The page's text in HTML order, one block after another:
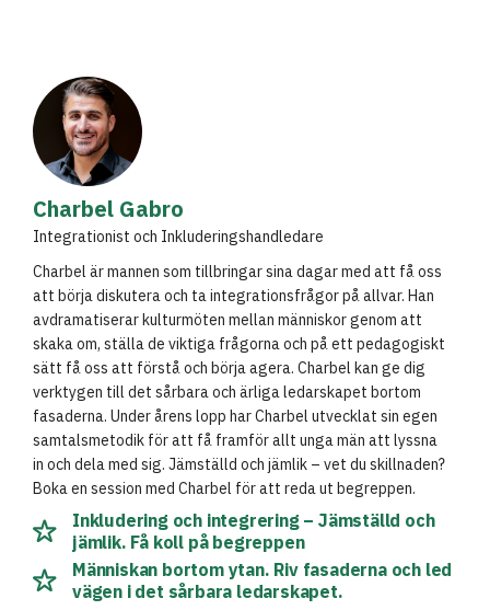
Charbel Gabro
Integrationist och Inkluderingshandledare
Charbel är mannen som tillbringar sina dagar med att få oss
att börja diskutera och ta integrationsfrågor på allvar. Han
avdramatiserar kulturmöten mellan människor genom att
skaka om, ställa de viktiga frågorna och på ett pedagogiskt
sätt få oss att förstå och börja agera. Charbel kan ge dig
verktygen till det sårbara och ärliga ledarskapet bortom
fasaderna. Under årens lopp har Charbel utvecklat sin egen
samtalsmetodik för att få framför allt unga män att lyssna
in och dela med sig. Jämställd och jämlik – vet du skillnaden?
Boka en session med Charbel för att reda ut begreppen.
Inkludering och integrering – Jämställd och
jämlik. Få koll på begreppen
Människan bortom ytan. Riv fasaderna och led
vägen i det sårbara ledarskapet.